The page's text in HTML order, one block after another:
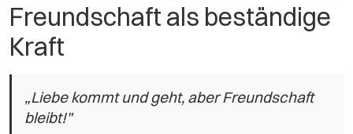
Freundschaft als beständige
Kraft
„Liebe kommt und geht, aber Freundschaft
bleibt!"